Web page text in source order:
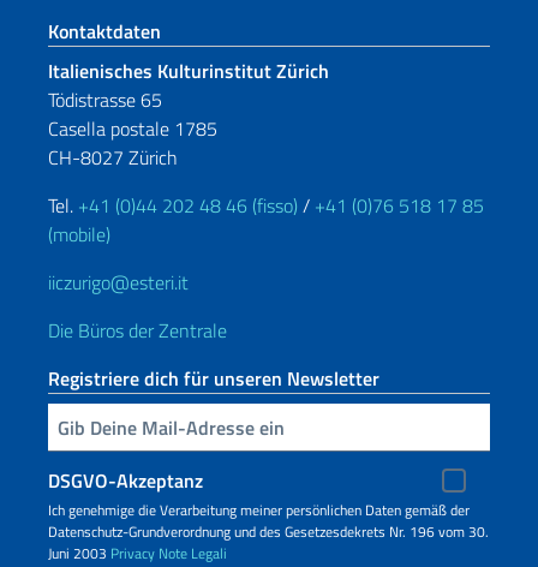
Fußbereich
Kontaktdaten
Italienisches Kulturinstitut Zürich
Tödistrasse 65
Casella postale 1785
CH-8027 Zürich
Tel. +41 (0)44 202 48 46 (fisso) / +41 (0)76 518 17 85
(mobile)
iiczurigo@esteri.it
Die Büros der Zentrale
Registriere dich für unseren Newsletter
Geben Sie Ihre E-Mail ein
DSGVO-Akzeptanz
Ich genehmige die Verarbeitung meiner persönlichen Daten gemäß der
Datenschutz-Grundverordnung und des Gesetzesdekrets Nr. 196 vom 30.
Juni 2003 Privacy Note Legali